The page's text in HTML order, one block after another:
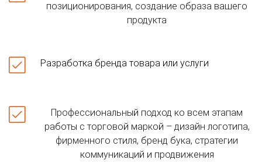
позиционирования, создание образа вашего
продукта
Разработка бренда товара или услуги
Профессиональный подход ко всем этапам
работы с торговой маркой – дизайн логотипа,
фирменного стиля, бренд бука, стратегии
коммуникаций и продвижения